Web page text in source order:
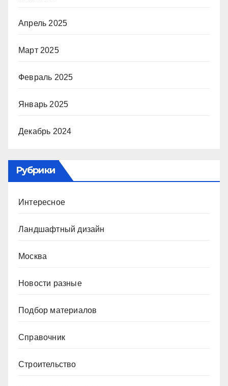
Апрель 2025
Март 2025
Февраль 2025
Январь 2025
Декабрь 2024
Рубрики
Интересное
Ландшафтный дизайн
Москва
Новости разные
Подбор материалов
Справочник
Строительство